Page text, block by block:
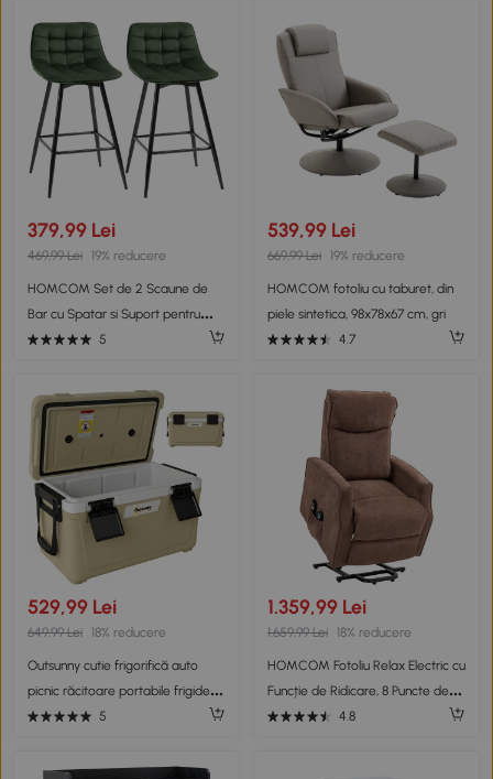
379,99 Lei
469,99 Lei 19% reducere
HOMCOM Set de 2 Scaune de
Bar cu Spatar si Suport pentru
Picioare, Scaune inalte Tapitate in
5
539,99 Lei
669,99 Lei 19% reducere
HOMCOM fotoliu cu taburet, din
piele sintetica, 98x78x67 cm, gri
4.7
529,99 Lei
649,99 Lei 18% reducere
Outsunny cutie frigorifică auto
picnic răcitoare portabile frigider
băuturi reci călătorie ladă
5
1.359,99 Lei
1.659,99 Lei 18% reducere
HOMCOM Fotoliu Relax Electric cu
Funcție de Ridicare, 8 Puncte de
Masaj, Reclinabil până la 135° cu 2
4.8